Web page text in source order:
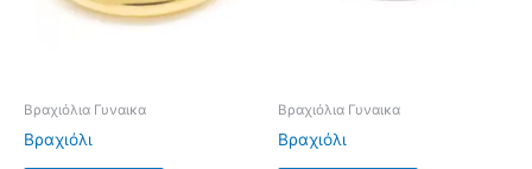
Βραχιόλια Γυναικα
Βραχιόλι
Βραχιόλια Γυναικα
Βραχιόλι